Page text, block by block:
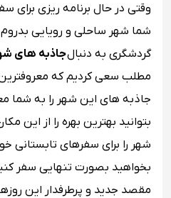
وقتی در حال برنامه ریزی
شما شهر ساحلی و رویایی بدروم
گردشگری به دنبالجاذبه های
مطلب سعی کردیم که
جاذبه های این شهر را به شما
بتوانید بهترین بهره را از این
شهر را برای سفرهای تابستانی
بخواهید بصورت تنهایی سفر
مقصد جدید و پرطرفدار این